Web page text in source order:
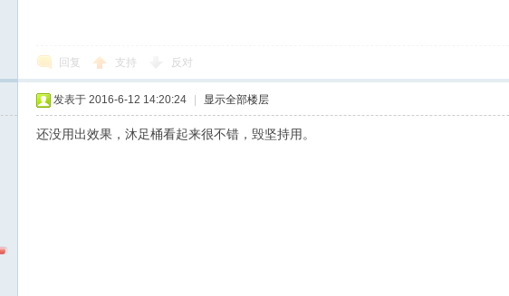
回复 支持 反对
发表于 2016-6-12 14:20:24 显示全部楼层
还没用出效果，沐足桶看起来很不错，毁坚持用。